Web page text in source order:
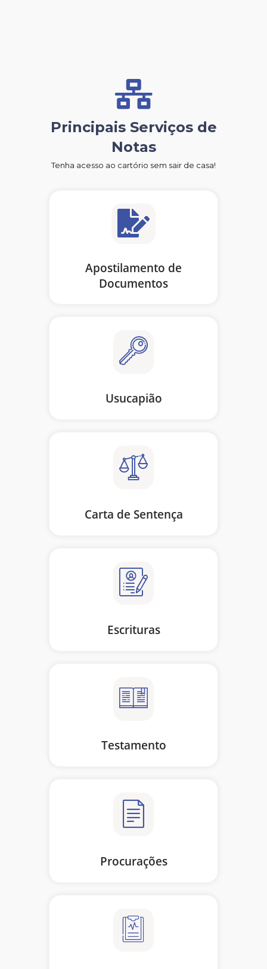
Principais Serviços de
Notas
Tenha acesso ao cartório sem sair de casa!
Apostilamento de
Documentos
Usucapião
Carta de Sentença
Escrituras
Testamento
Procurações